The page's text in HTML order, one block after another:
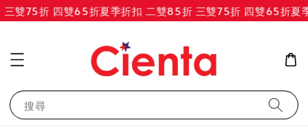
雙75折 四雙65折夏季折扣 二雙85折 三雙75折 四雙65折夏
搜尋